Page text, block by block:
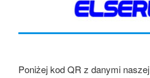
Poniżej kod QR z danymi